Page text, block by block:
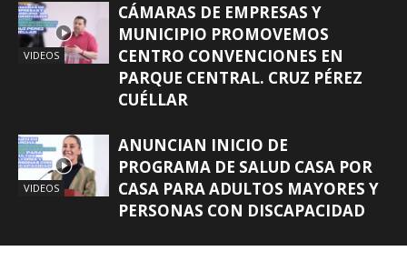
VIDEOS
CÁMARAS DE EMPRESAS Y
MUNICIPIO PROMOVEMOS
CENTRO CONVENCIONES EN
PARQUE CENTRAL. CRUZ PÉREZ
CUÉLLAR
VIDEOS
ANUNCIAN INICIO DE
PROGRAMA DE SALUD CASA POR
CASA PARA ADULTOS MAYORES Y
PERSONAS CON DISCAPACIDAD